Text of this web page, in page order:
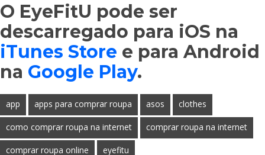
O EyeFitU pode ser
descarregado para iOS na
iTunes Store e para Android
na Google Play.
app apps para comprar roupa asos clothes
como comprar roupa na internet comprar roupa na internet
comprar roupa online eyefitu